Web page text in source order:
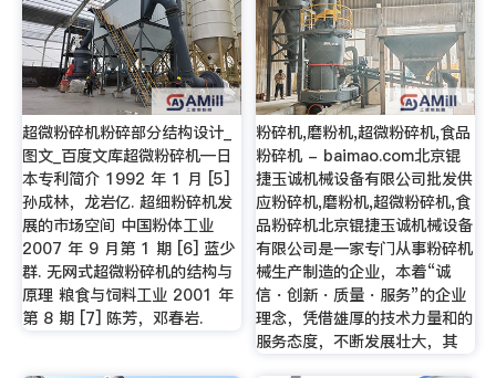
超微粉碎机粉碎部分结构设计_
图文_百度文库超微粉碎机—日
本专利简介 1992 年 1 月 [5]
孙成林，龙岩亿. 超细粉碎机发
展的市场空间 中国粉体工业
2007 年 9 月第 1 期 [6] 蓝少
群. 无网式超微粉碎机的结构与
原理 粮食与饲料工业 2001 年
第 8 期 [7] 陈芳，邓春岩.
粉碎机,磨粉机,超微粉碎机,食品
粉碎机 - baimao.com北京锟
捷玉诚机械设备有限公司批发供
应粉碎机,磨粉机,超微粉碎机,食
品粉碎机北京锟捷玉诚机械设备
有限公司是一家专门从事粉碎机
械生产制造的企业，本着“诚
信・创新・质量・服务”的企业
理念，凭借雄厚的技术力量和的
服务态度，不断发展壮大，其